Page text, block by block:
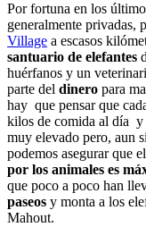
Por fortuna en los
generalmente privadas,
Village a escasos
santuario de elefantes
huérfanos y un
parte del dinero para
hay que pensar que
kilos de comida al día y
muy elevado pero, aun
podemos asegurar que el
por los animales es
que poco a poco han
paseos y monta a los
Mahout.